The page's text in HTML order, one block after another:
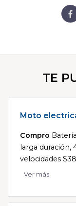
TE
Moto
Compro Batería
larga duración,
velocidades
Ver más